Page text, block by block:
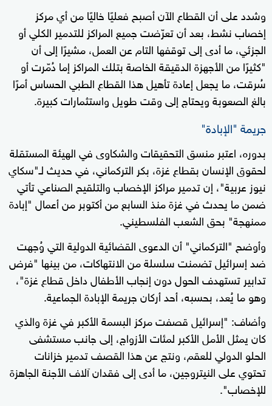
وشدد على أن القطاع الآن أصبح فعليًا خاليًا من أي مركز
إخصاب نشط، بعد أن تعرّضت جميع المراكز للتدمير الكلي أو
الجزئي، ما أدى إلى توقفها التام عن العمل، مشيرًا إلى أن
"كثيرًا من الأجهزة الدقيقة الخاصة بتلك المراكز إما دُمّرت أو
سُرقت، ما يجعل إعادة تأهيل هذا القطاع الطبي الحساس أمرًا
بالغ الصعوبة ويحتاج إلى وقت طويل واستثمارات كبيرة.
جريمة "الإبادة"
بدوره، اعتبر منسق التحقيقات والشكاوى في الهيئة المستقلة
لحقوق الإنسان بقطاع غزة، بكر التركماني، في حديث لـ"سكاي
نيوز عربية"، إن تدمير مراكز الإخصاب والتلقيح الصناعي تأتي
ضمن ما يحدث في غزة منذ السابع من أكتوبر من أعمال "إبادة
ممنهجة" بحق الشعب الفلسطيني.
وأوضح "التركماني" أن الدعوى القضائية الدولية التي وُجهت
ضد إسرائيل تضمنت سلسلة من الانتهاكات، من بينها "فرض
تدابير تستهدف الحول دون إنجاب الأطفال داخل قطاع غزة"،
وهو ما يُعد، بحسبه، أحد أركان جريمة الإبادة الجماعية.
وأضاف: "إسرائيل قصفت مركز البسمة الأكبر في غزة والذي
كان يمثل الأمل الأكبر لمئات الأزواج، إلى جانب مستشفى
الحلو الدولي للعقم، ونتج عن هذا القصف تدمير خزانات
تحتوي على النيتروجين، ما أدى إلى فقدان آلاف الأجنة الجاهزة
للإخصاب".